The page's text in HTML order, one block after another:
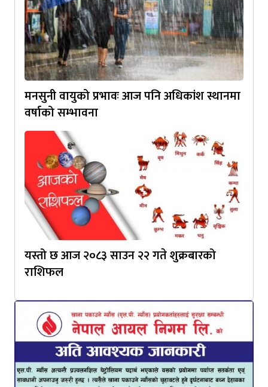
मनसुनी वायुको प्रभावः आज पनि अधिकांश स्थानमा
वर्षाको सम्भावना
यस्तो छ आज २०८३ साउन २२ गते शुक्रबारको
राशिफल